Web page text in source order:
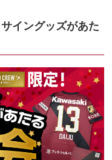
イングッズがあた